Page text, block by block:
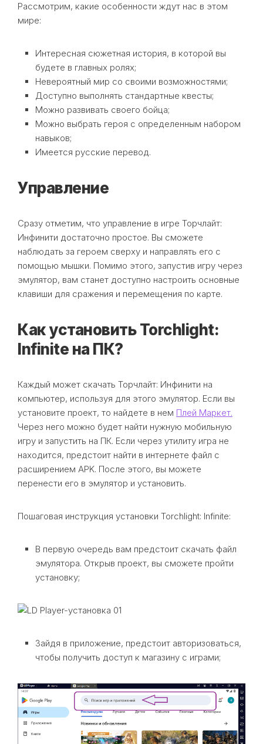
Рассмотрим, какие особенности ждут нас в этом
мире:
Интересная сюжетная история, в которой вы
будете в главных ролях;
Невероятный мир со своими возможностями;
Доступно выполнять стандартные квесты;
Можно развивать своего бойца;
Можно выбрать героя с определенным набором
навыков;
Имеется русские перевод.
Управление
Сразу отметим, что управление в игре Торчлайт:
Инфинити достаточно простое. Вы сможете
наблюдать за героем сверху и направлять его с
помощью мышки. Помимо этого, запустив игру через
эмулятор, вам станет доступно настроить основные
клавиши для сражения и перемещения по карте.
Как установить Torchlight:
Infinite на ПК?
Каждый может скачать Торчлайт: Инфинити на
компьютер, используя для этого эмулятор. Если вы
установите проект, то найдете в нем Плей Маркет.
Через него можно будет найти нужную мобильную
игру и запустить на ПК. Если через утилиту игра не
находится, предстоит найти в интернете файл с
расширением APK. После этого, вы можете
перенести его в эмулятор и установить.
Пошаговая инструкция установки Torchlight: Infinite:
В первую очередь вам предстоит скачать файл
эмулятора. Открыв проект, вы сможете пройти
установку;
Зайдя в приложение, предстоит авторизоваться,
чтобы получить доступ к магазину с играми;